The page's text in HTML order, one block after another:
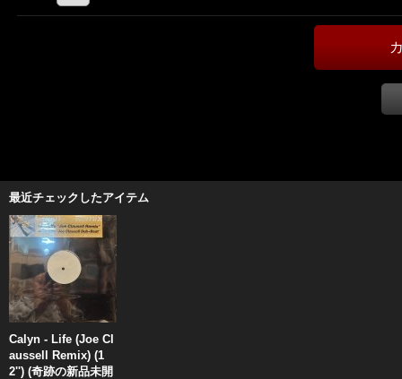
最近チェックしたアイテム
Calyn - Life (Joe Cl
aussell Remix) (1
2'') (奇跡の新品未開